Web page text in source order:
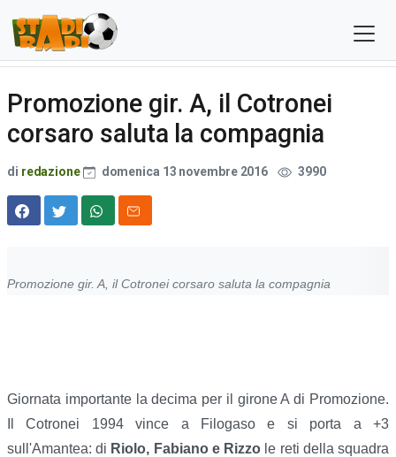
Promozione gir. A, il Cotronei
corsaro saluta la compagnia
di redazione domenica 13 novembre 2016 3990
Promozione gir. A, il Cotronei corsaro saluta la compagnia
Giornata importante la decima per il girone A di Promozione.
Il Cotronei 1994 vince a Filogaso e si porta a +3
sull'Amantea: di Riolo, Fabiano e Rizzo le reti della squadra